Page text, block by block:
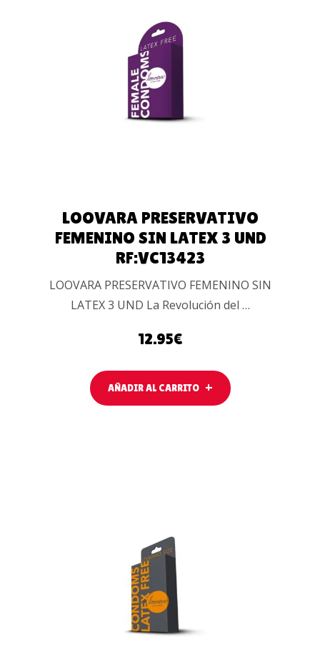
AÑADIR AL
CARRITO
LOOVARA PRESERVATIVO
FEMENINO SIN LATEX 3 UND
RF:VC13423
LOOVARA PRESERVATIVO FEMENINO SIN
LATEX 3 UND La Revolución del …
12.95€
AÑADIR AL CARRITO
AÑADIR AL
CARRITO